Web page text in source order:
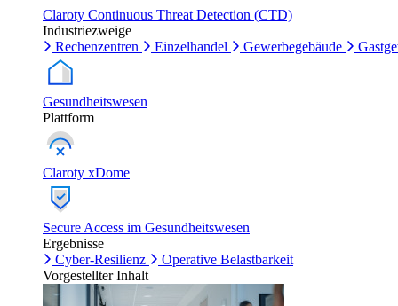
Claroty Continuous Threat Detection (CTD)
Industriezweige
Rechenzentren
Einzelhandel Gewerbegebäude
Gesundheitswesen
Plattform
Claroty xDome
Secure Access im Gesundheitswesen
Ergebnisse
Cyber-Resilienz
Operative Belastbarkeit
Vorgestellter Inhalt